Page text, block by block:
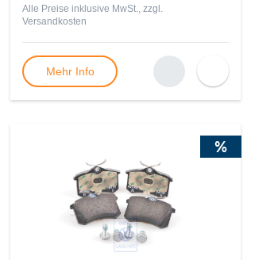
Alle Preise inklusive MwSt., zzgl.
Versandkosten
Mehr Info
%